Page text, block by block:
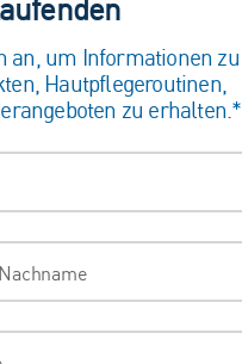
:
DE
DE
Apoth.
33098, DE
an, um Informationen zu
Hautpflegeroutinen,
zu erhalten.*